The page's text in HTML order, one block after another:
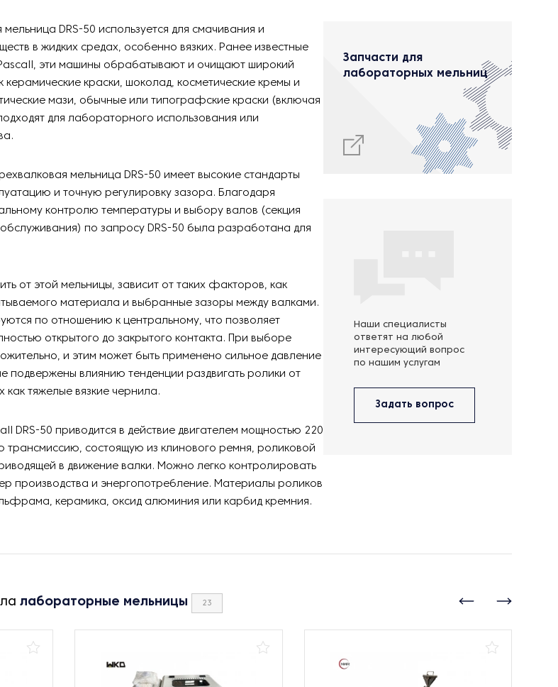
DRS-50 используется для смачивания и
в жидких средах, особенно вязких. Ранее известные
эти машины обрабатывают и очищают широкий
керамические краски, шоколад, косметические кремы и
мази, обычные или типографские краски (включая
для лабораторного использования или
мельница DRS-50 имеет высокие стандарты
и точную регулировку зазора. Благодаря
контролю температуры и выбору валов (секция
обслуживания) по запросу DRS-50 была разработана для
от этой мельницы, зависит от таких факторов, как
материала и выбранные зазоры между валками.
по отношению к центральному, что позволяет
открытого до закрытого контакта. При выборе
и этим может быть применено сильное давление
подвержены влиянию тенденции раздвигать ролики от
как тяжелые вязкие чернила.
DRS-50 приводится в действие двигателем мощностью 220
трансмиссию, состоящую из клинового ремня, роликовой
в движение валки. Можно легко контролировать
производства и энергопотребление. Материалы роликов
керамика, оксид алюминия или карбид кремния.
Запчасти для
лабораторных мельниц
Наши специалисты
ответят на любой
интересующий вопрос
по нашим услугам
Задать вопрос
лабораторные мельницы 23